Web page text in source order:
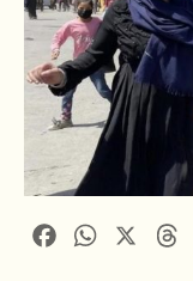
FacebookWhatsApp